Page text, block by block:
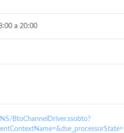
a 20:00
BtoChannelDriver.ssobto?